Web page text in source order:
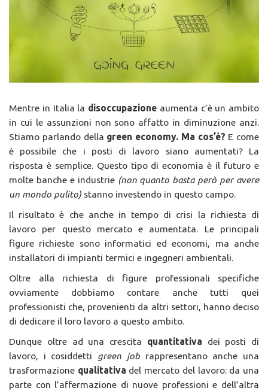
Mentre in Italia la disoccupazione aumenta c’è un ambito
in cui le assunzioni non sono affatto in diminuzione anzi.
Stiamo parlando della green economy. Ma cos’è? E come
è possibile che i posti di lavoro siano aumentati? La
risposta è semplice. Questo tipo di economia è il futuro e
molte banche e industrie (non quanto basta però per avere
un mondo pulito) stanno investendo in questo campo.
Il risultato è che anche in tempo di crisi la richiesta di
lavoro per questo mercato e aumentata. Le principali
figure richieste sono informatici ed economi, ma anche
installatori di impianti termici e ingegneri ambientali.
Oltre alla richiesta di figure professionali specifiche
ovviamente dobbiamo contare anche tutti quei
professionisti che, provenienti da altri settori, hanno deciso
di dedicare il loro lavoro a questo ambito.
Dunque oltre ad una crescita quantitativa dei posti di
lavoro, i cosiddetti green jobrappresentano anche una
trasformazione qualitativa del mercato del lavoro: da una
parte con l’affermazione di nuove professioni e dell’altra